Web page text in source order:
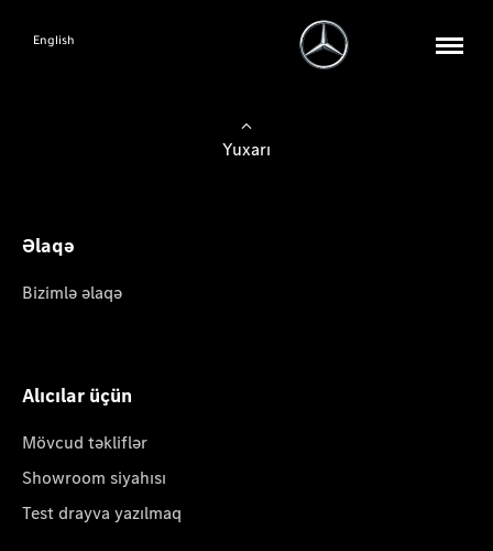
English
Yuxarı
Əlaqə
Bizimlə əlaqə
Alıcılar üçün
Mövcud təkliflər
Showroom siyahısı
Test drayva yazılmaq